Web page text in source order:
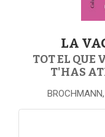
LA
TOT EL QUE
T'HAS